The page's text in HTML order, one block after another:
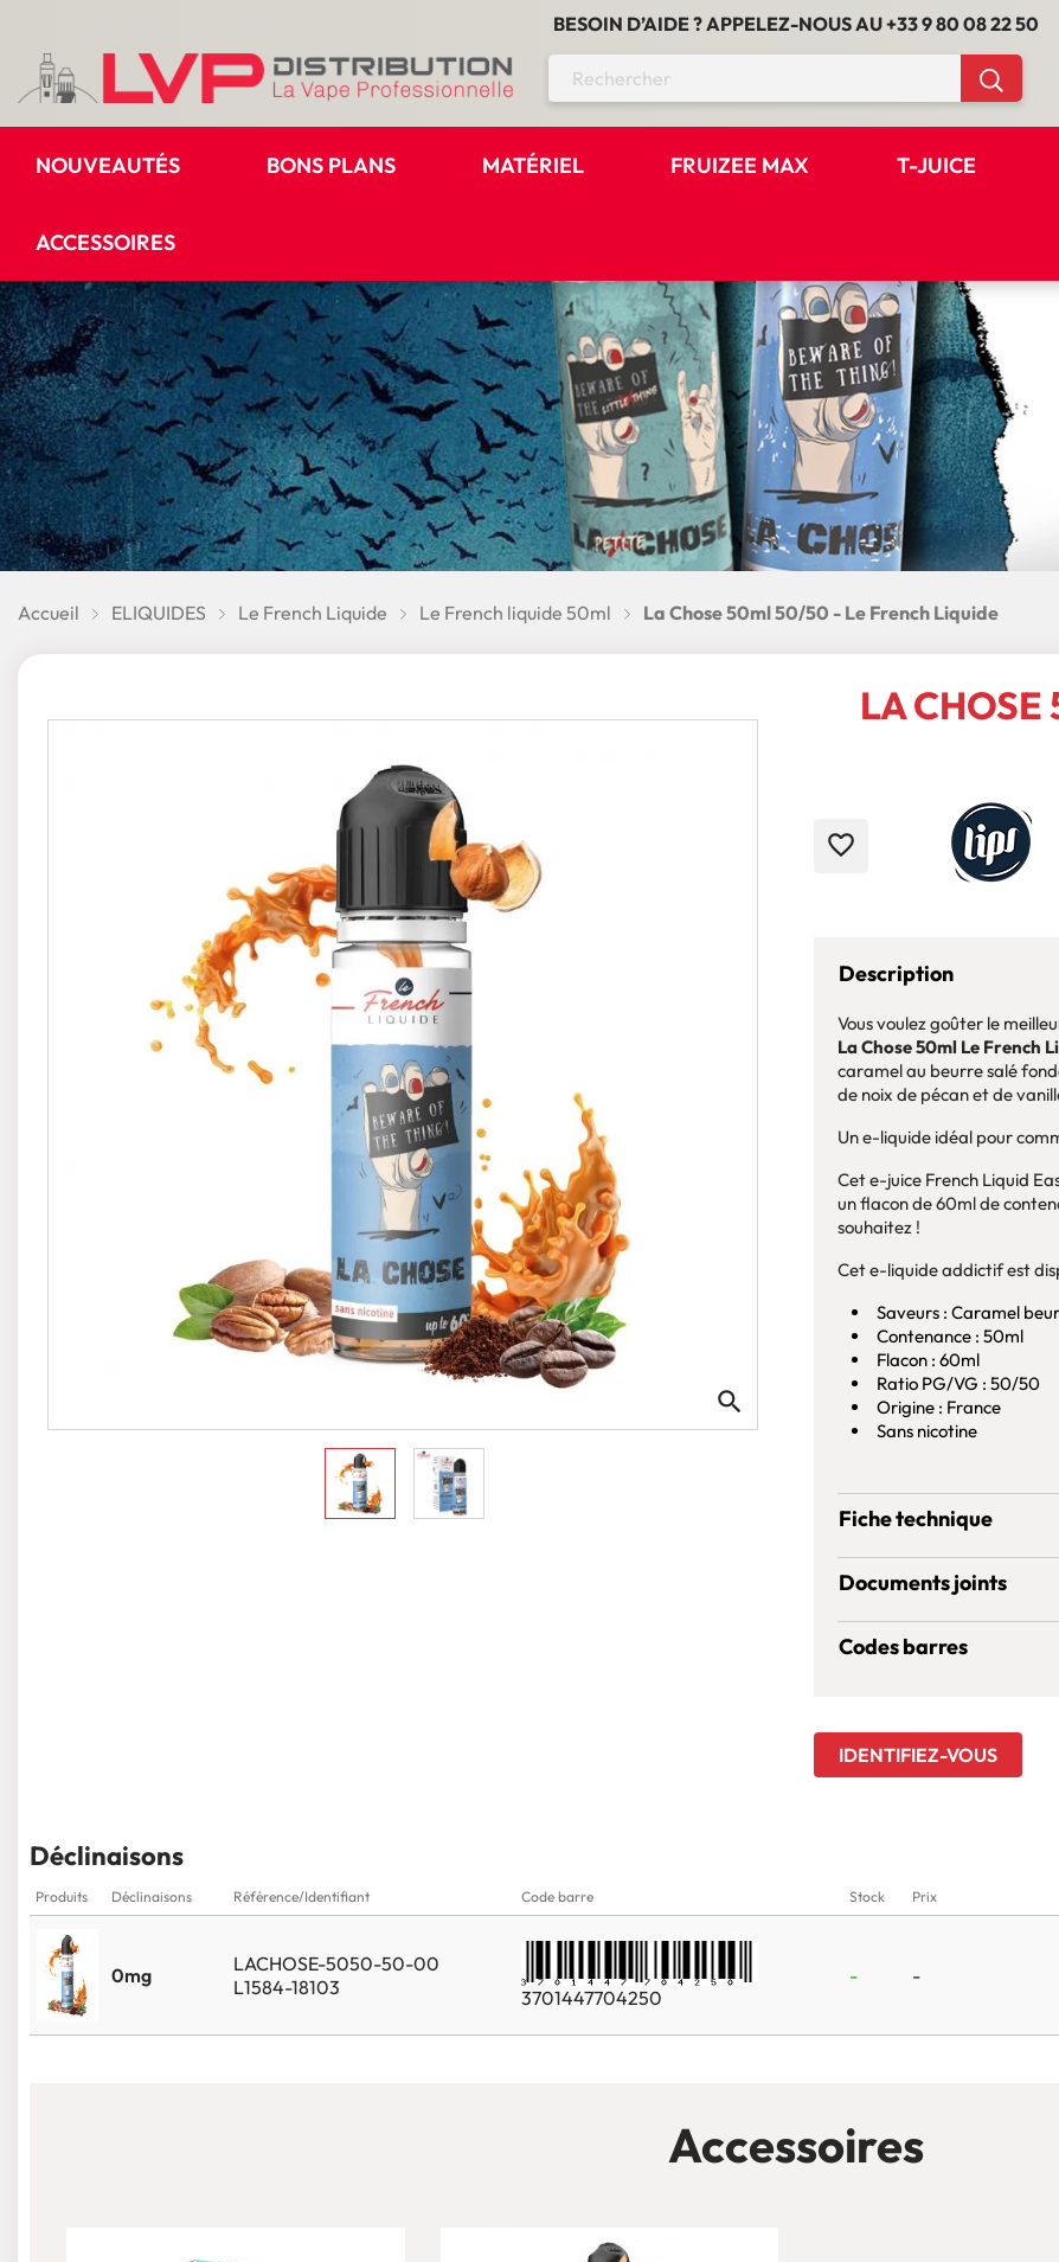
BESOIN D’AIDE ? APPELEZ-NOUS AU+33 9 80 08 22 50
NOUVEAUTÉS BONS PLANS MATÉRIEL FRUIZEE MAX T-JUICE
ACCESSOIRES
Accueil ELIQUIDES Le French Liquide Le French liquide 50ml La Chose 50ml 50/50 - Le French Liquide
search
LA
favorite_border
Description
Vous voulez goûter le
La Chose 50ml Le French
caramel au beurre salé
de noix de pécan et de
Un e-liquide idéal pour
Cet e-juice French Liquid
un flacon de 60ml de
souhaitez !
Cet e-liquide addictif est
Saveurs : Caramel
Contenance : 50ml
Flacon : 60ml
Ratio PG/VG : 50/50
Origine : France
Sans nicotine
Fiche technique
Documents joints
Codes barres
IDENTIFIEZ-VOUS
Déclinaisons
Produits Déclinaisons Référence/Identifiant Code barre Stock Prix
0mg
LACHOSE-5050-50-00
L1584-18103
3701447704250
- -
Accessoires